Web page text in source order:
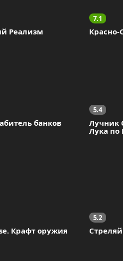
Реализм
7.1
банков
5.4
Лучник
Лука
Крафт оружия
5.2